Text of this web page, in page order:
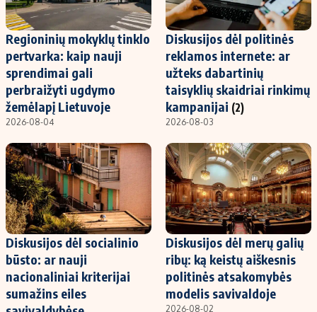
Regioninių mokyklų tinklo
pertvarka: kaip nauji
sprendimai gali
perbraižyti ugdymo
žemėlapį Lietuvoje
2026-08-04
Diskusijos dėl politinės
reklamos internete: ar
užteks dabartinių
taisyklių skaidriai rinkimų
kampanijai (2)
2026-08-03
Diskusijos dėl socialinio
būsto: ar nauji
nacionaliniai kriterijai
sumažins eiles
Diskusijos dėl merų galių
ribų: ką keistų aiškesnis
politinės atsakomybės
modelis savivaldoje
2026-08-02